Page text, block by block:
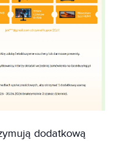
dodatkową